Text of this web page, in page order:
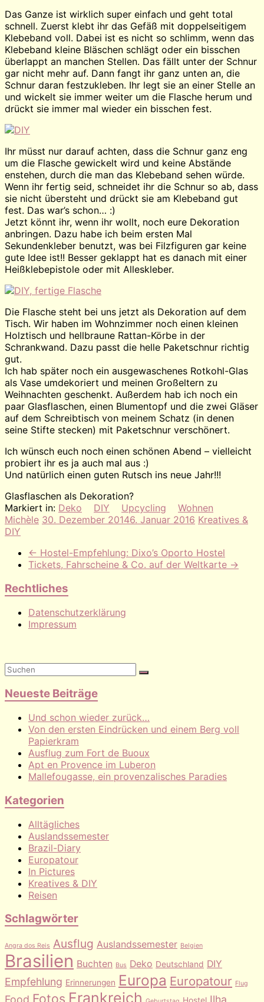
Das Ganze ist wirklich super einfach und geht total
schnell. Zuerst klebt ihr das Gefäß mit doppelseitigem
Klebeband voll. Dabei ist es nicht so schlimm, wenn das
Klebeband kleine Bläschen schlägt oder ein bisschen
überlappt an manchen Stellen. Das fällt unter der Schnur
gar nicht mehr auf. Dann fangt ihr ganz unten an, die
Schnur daran festzukleben. Ihr legt sie an einer Stelle an
und wickelt sie immer weiter um die Flasche herum und
drückt sie immer mal wieder ein bisschen fest.
Ihr müsst nur darauf achten, dass die Schnur ganz eng
um die Flasche gewickelt wird und keine Abstände
enstehen, durch die man das Klebeband sehen würde.
Wenn ihr fertig seid, schneidet ihr die Schnur so ab, dass
sie nicht übersteht und drückt sie am Klebeband gut
fest. Das war’s schon… :)
Jetzt könnt ihr, wenn ihr wollt, noch eure Dekoration
anbringen. Dazu habe ich beim ersten Mal
Sekundenkleber benutzt, was bei Filzfiguren gar keine
gute Idee ist!! Besser geklappt hat es danach mit einer
Heißklebepistole oder mit Alleskleber.
Die Flasche steht bei uns jetzt als Dekoration auf dem
Tisch. Wir haben im Wohnzimmer noch einen kleinen
Holztisch und hellbraune Rattan-Körbe in der
Schrankwand. Dazu passt die helle Paketschnur richtig
gut.
Ich hab später noch ein ausgewaschenes Rotkohl-Glas
als Vase umdekoriert und meinen Großeltern zu
Weihnachten geschenkt. Außerdem hab ich noch ein
paar Glasflaschen, einen Blumentopf und die zwei Gläser
auf dem Schreibtisch von meinem Schatz (in denen
seine Stifte stecken) mit Paketschnur verschönert.
Ich wünsch euch noch einen schönen Abend – vielleicht
probiert ihr es ja auch mal aus :)
Und natürlich einen guten Rutsch ins neue Jahr!!!
Glasflaschen als Dekoration?
Markiert in: Deko DIY Upcycling
Wohnen
Michèle 30. Dezember 20146. Januar 2016 Kreatives &
DIY
← Hostel-Empfehlung: Dixo’s Oporto Hostel
Tickets, Fahrscheine & Co. auf der Weltkarte →
Rechtliches
Datenschutzerklärung
Impressum
Neueste Beiträge
Und schon wieder zurück…
Von den ersten Eindrücken und einem Berg voll
Papierkram
Ausflug zum Fort de Buoux
Apt en Provence im Luberon
Mallefougasse, ein provenzalisches Paradies
Kategorien
Alltägliches
Auslandssemester
Brazil-Diary
Europatour
In Pictures
Kreatives & DIY
Reisen
Schlagwörter
Angra dos Reis Ausflug Auslandssemester Belgien
Brasilien Buchten Bus Deko Deutschland DIY
Empfehlung Erinnerungen Europa Europatour Flug
Food Fotos Frankreich Ilha